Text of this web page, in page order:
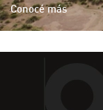
Servicios para
Calendario
Ir a YPF Boxes >
Conocé más